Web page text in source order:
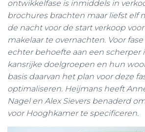
ontwikkelfase is inmiddels in
brochures brachten maar liefst elf
de nacht voor de start verkoop
makelaar te overnachten. Voor
echter behoefte aan een scherper
kansrijke doelgroepen en hun
basis daarvan het plan voor deze
optimaliseren. Heijmans heeft
Nagel en Alex Sievers benaderd
voor Hooghkamer te specificeren.